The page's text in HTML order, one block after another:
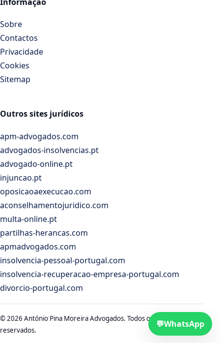
Sobre
Contactos
Privacidade
Cookies
Sitemap
Outros sites jurídicos
apm-advogados.com
advogados-insolvencias.pt
advogado-online.pt
injuncao.pt
oposicaoaexecucao.com
aconselhamentojuridico.com
multa-online.pt
partilhas-herancas.com
apmadvogados.com
insolvencia-pessoal-portugal.com
insolvencia-recuperacao-empresa-portugal.com
divorcio-portugal.com
© 2026 António Pina Moreira Advogados. Todos os direitos
reservados.
💬WhatsApp